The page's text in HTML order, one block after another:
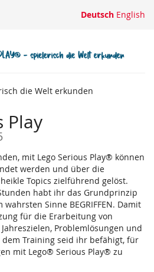
Deutsch English
die Welt erkunden
Play
mit Lego Serious Play® können
werden und über die
Topics zielführend gelöst.
habt ihr das Grundprinzip
Sinne BEGRIFFEN. Damit
für die Erarbeitung von
Problemlösungen und
Training seid ihr befähigt, für
mit Lego® Serious Play® zu